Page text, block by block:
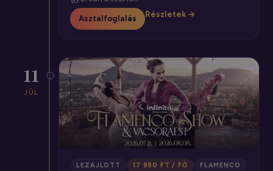
Asztalfoglalás Részletek →
11
JÚL
LEZAJLOTT 17 990 FT / FŐ FLAMENCO